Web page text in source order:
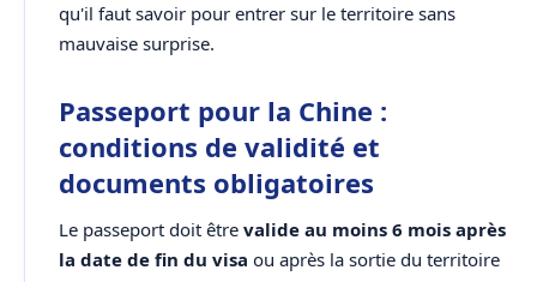
qu'il faut savoir pour entrer sur le territoire sans
mauvaise surprise.
Passeport pour la Chine :
conditions de validité et
documents obligatoires
Le passeport doit être valide au moins 6 mois après
la date de fin du visa ou après la sortie du territoire